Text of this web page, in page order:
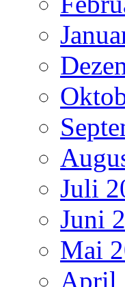
Juli
Juni
Mai
April